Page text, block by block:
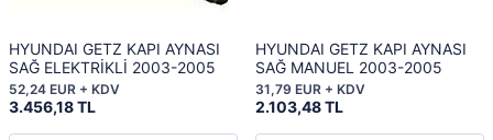
HYUNDAI GETZ KAPI AYNASI
SAĞ ELEKTRİKLİ 2003-2005
3.456,18 TL
52,24 EUR + KDV
HYUNDAI GETZ KAPI AYNASI
SAĞ MANUEL 2003-2005
2.103,48 TL
31,79 EUR + KDV